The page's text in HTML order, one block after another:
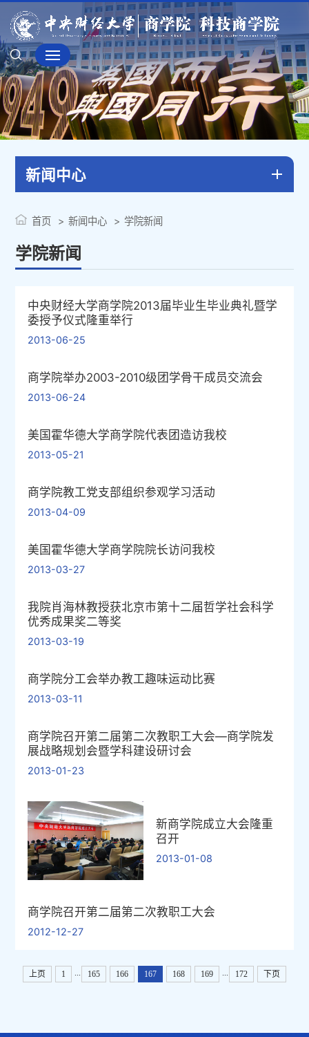
新闻中心
学院新闻
首页 新闻中心 学院新闻
中央财经大学商学院2013届毕业生毕业典礼暨学
委授予仪式隆重举行
2013-06-25
商学院举办2003-2010级团学骨干成员交流会
2013-06-24
美国霍华德大学商学院代表团造访我校
2013-05-21
商学院教工党支部组织参观学习活动
2013-04-09
美国霍华德大学商学院院长访问我校
2013-03-27
我院肖海林教授获北京市第十二届哲学社会科学
优秀成果奖二等奖
2013-03-19
商学院分工会举办教工趣味运动比赛
2013-03-11
商学院召开第二届第二次教职工大会—商学院发
展战略规划会暨学科建设研讨会
2013-01-23
新商学院成立大会隆重
召开
2013-01-08
商学院召开第二届第二次教职工大会
2012-12-27
上页 1 ... 165 166 167 168 169 ... 172 下页